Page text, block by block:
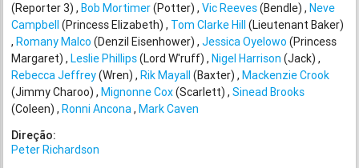
(Reporter 3) Bob Mortimer(Potter) Vic Reeves(Bendle) Neve
Campbell (Princess Elizabeth) Tom Clarke Hill (Lieutenant Baker)
Romany Malco (Denzil Eisenhower) Jessica Oyelowo (Princess
Margaret) Leslie Phillips(Lord W'ruff) Nigel Harrison (Jack)
Rebecca Jeffrey(Wren) Rik Mayall (Baxter) Mackenzie Crook
(Jimmy Charoo) Mignonne Cox(Scarlett) Sinead Brooks
(Coleen) Ronni Ancona Mark Caven
Direção:
Peter Richardson